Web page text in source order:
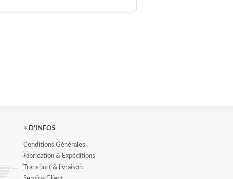
+ D'INFOS
Conditions Générales
Fabrication & Expéditions
Transport & livraison